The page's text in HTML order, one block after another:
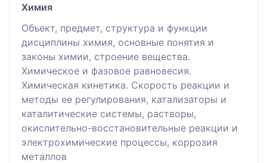
Химия
Объект, предмет, структура и функции
дисциплины химия, основные понятия и
законы химии, строение вещества.
Химическое и фазовое равновесия.
Химическая кинетика. Скорость реакции и
методы ее регулирования, катализаторы и
каталитические системы, растворы,
окислительно-восстановительные реакции и
электрохимические процессы, коррозия
металлов